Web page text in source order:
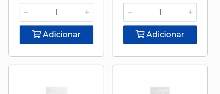
Adicionar Adicionar